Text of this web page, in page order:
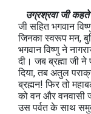
उग्रश्रवा जी कहते
जी सहित भगवान
जिनका स्वरूप मन,
भगवान विष्णु ने
दी। जब ब्रह्मा जी
दिया, तब अतुल
ब्रह्मन! फिर तो
को वन और वनवासी
उस पर्वत के साथ